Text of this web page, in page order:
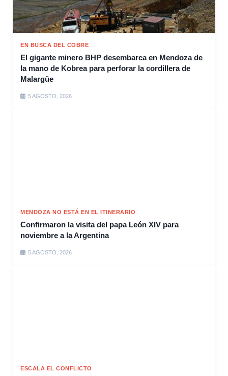
EN BUSCA DEL COBRE
El gigante minero BHP desembarca en Mendoza de
la mano de Kobrea para perforar la cordillera de
Malargüe
5 AGOSTO, 2026
MENDOZA NO ESTÁ EN EL ITINERARIO
Confirmaron la visita del papa León XIV para
noviembre a la Argentina
5 AGOSTO, 2026
ESCALA EL CONFLICTO